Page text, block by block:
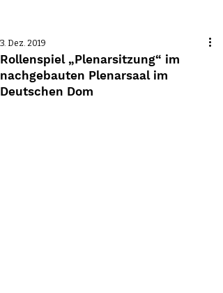
Rollenspiel „Plenarsitzung“ im
nachgebauten Plenarsaal im
Deutschen Dom
3. Dez. 2019